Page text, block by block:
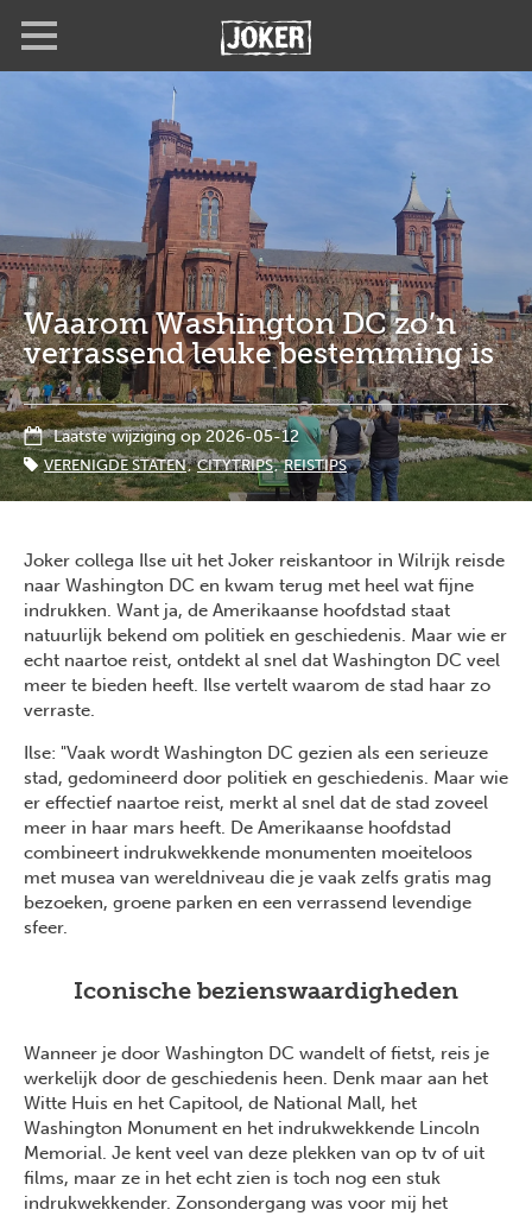
Waarom Washington DC zo’n
verrassend leuke bestemming is
Laatste wijziging op 2026-05-12
VERENIGDE STATEN CITYTRIPS REISTIPS
Joker collega Ilse uit het Joker reiskantoor in Wilrijk reisde
naar Washington DC en kwam terug met heel wat fijne
indrukken. Want ja, de Amerikaanse hoofdstad staat
natuurlijk bekend om politiek en geschiedenis. Maar wie er
echt naartoe reist, ontdekt al snel dat Washington DC veel
meer te bieden heeft. Ilse vertelt waarom de stad haar zo
verraste.
Ilse: "Vaak wordt Washington DC gezien als een serieuze
stad, gedomineerd door politiek en geschiedenis. Maar wie
er effectief naartoe reist, merkt al snel dat de stad zoveel
meer in haar mars heeft. De Amerikaanse hoofdstad
combineert indrukwekkende monumenten moeiteloos
met musea van wereldniveau die je vaak zelfs gratis mag
bezoeken, groene parken en een verrassend levendige
sfeer.
Iconische bezienswaardigheden
Wanneer je door Washington DC wandelt of fietst, reis je
werkelijk door de geschiedenis heen. Denk maar aan het
Witte Huis en het Capitool, de National Mall, het
Washington Monument en het indrukwekkende Lincoln
Memorial. Je kent veel van deze plekken van op tv of uit
films, maar ze in het echt zien is toch nog een stuk
indrukwekkender. Zonsondergang was voor mij het